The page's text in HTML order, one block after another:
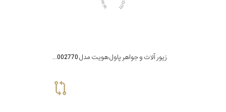
زیور آلات و جواهر پاول هویت مدل PH002770